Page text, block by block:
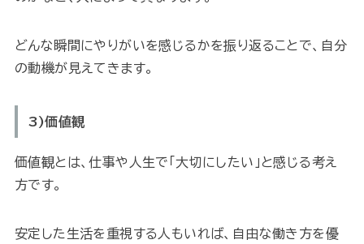
どんな瞬間にやりがいを感じるかを振り返ることで、自分
の動機が見えてきます。
3)価値観
価値観とは、仕事や人生で「大切にしたい」と感じる考え
方です。
安定した生活を重視する人もいれば、自由な働き方を優